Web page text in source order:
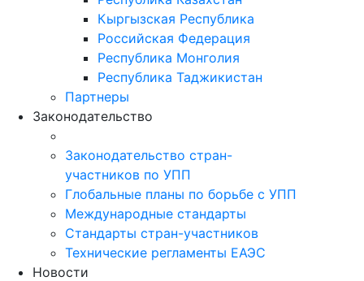
Кыргызская Республика
Российская Федерация
Республика Монголия
Республика Таджикистан
Партнеры
Законодательство
Законодательство стран-
участников по УПП
Глобальные планы по борьбе с УПП
Международные стандарты
Стандарты стран-участников
Технические регламенты ЕАЭС
Новости